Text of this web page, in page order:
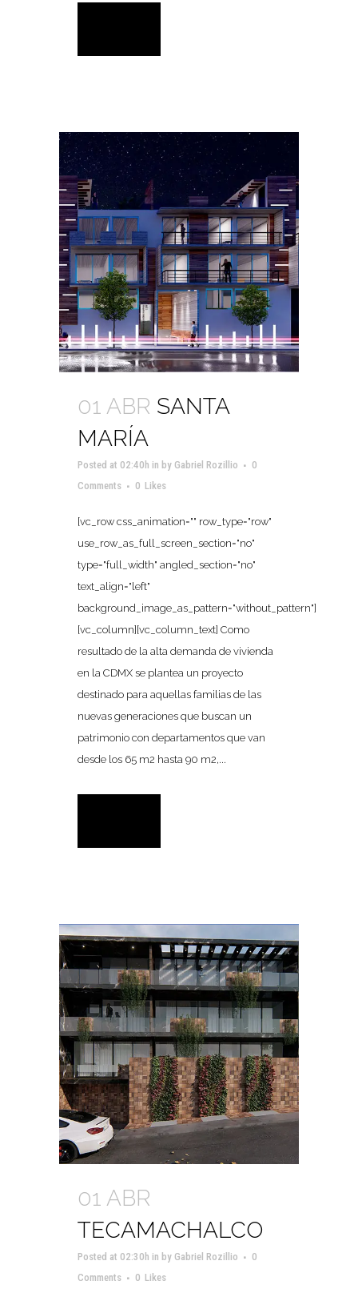
01 ABR SANTA
MARÍA
Posted at 02:40h in by Gabriel Rozillio
0
Comments
0 Likes
[vc_row css_animation="" row_type="row"
use_row_as_full_screen_section="no"
type="full_width" angled_section="no"
text_align="left"
background_image_as_pattern="without_pattern"]
[vc_column][vc_column_text] Como
resultado de la alta demanda de vivienda
en la CDMX se plantea un proyecto
destinado para aquellas familias de las
nuevas generaciones que buscan un
patrimonio con departamentos que van
desde los 65 m2 hasta 90 m2,...
01 ABR
TECAMACHALCO
Posted at 02:30h in by Gabriel Rozillio
0
Comments
0 Likes